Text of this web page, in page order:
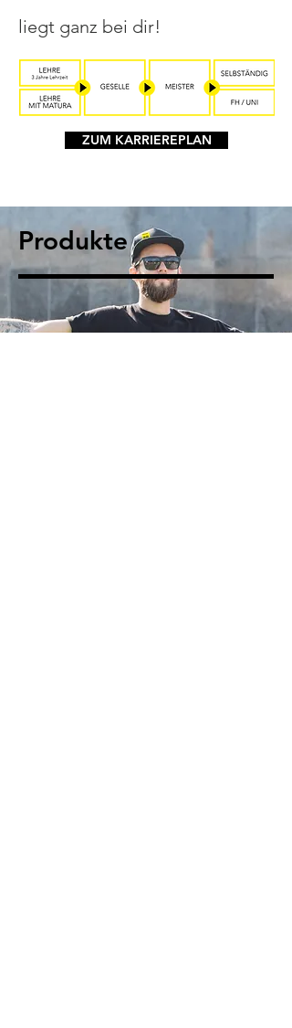
liegt ganz bei dir!
ZUM KARRIEREPLAN
Produkte